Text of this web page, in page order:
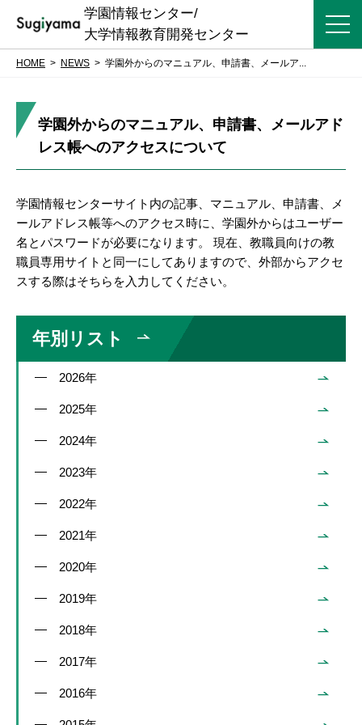
学園情報センター/
大学情報教育開発センター
HOME NEWS 学園外からのマニュアル、申請書、メールア...
学園外からのマニュアル、申請書、メールアド
レス帳へのアクセスについて
学園情報センターサイト内の記事、マニュアル、申請書、メ
ールアドレス帳等へのアクセス時に、学園外からはユーザー
名とパスワードが必要になります。 現在、教職員向けの教
職員専用サイトと同一にしてありますので、外部からアクセ
スする際はそちらを入力してください。
年別リスト
2026年
2025年
2024年
2023年
2022年
2021年
2020年
2019年
2018年
2017年
2016年